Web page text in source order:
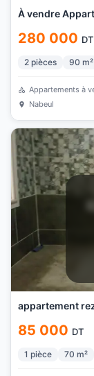
À vendre
280 000 DT
2 pièces 90 m²
Appartements à
Nabeul
appartement
85 000 DT
1 pièce 70 m²